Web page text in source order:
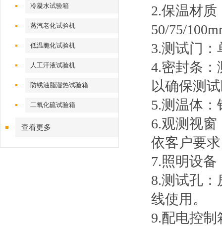
冷凝水试验箱
蒸汽老化试验机
低温脆化试验机
人工汗液试验机
防锈油脂湿热试验箱
二氧化硫试验箱
查看更多
2.保温材
50/75/
3.测试门：
4.密封条：
以确保测
5.测温体：
6.观测视窗
依客户要
7.照明设备
8.测试孔
线使用。
9.配电控